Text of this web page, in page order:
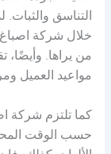
التناسق
خلال شركة
من يراها.
مواعيد العميل
كما تلتزم شركة
حسب الوقت